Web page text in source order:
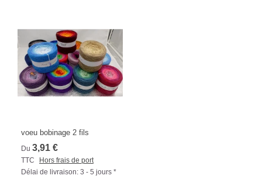
voeu bobinage 2 fils
Du 3,91 €
TTC
Hors frais de port
Délai de livraison: 3 - 5 jours *